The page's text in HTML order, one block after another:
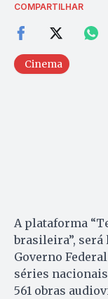
COMPARTILHAR
Cinema
A plataforma
brasileira”, será
Governo
séries
561 obras